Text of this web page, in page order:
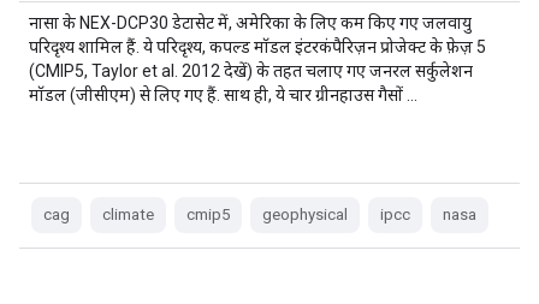
नासा के NEX-DCP30 डेटासेट में, अमेरिका के लिए कम किए गए जलवायु
परिदृश्य शामिल हैं. ये परिदृश्य, कपल्ड मॉडल इंटरकंपैरिज़न प्रोजेक्ट के फ़ेज़ 5
(CMIP5, Taylor et al. 2012 देखें) के तहत चलाए गए जनरल सर्कुलेशन
मॉडल (जीसीएम) से लिए गए हैं. साथ ही, ये चार ग्रीनहाउस गैसों …
cag climate cmip5 geophysical ipcc nasa